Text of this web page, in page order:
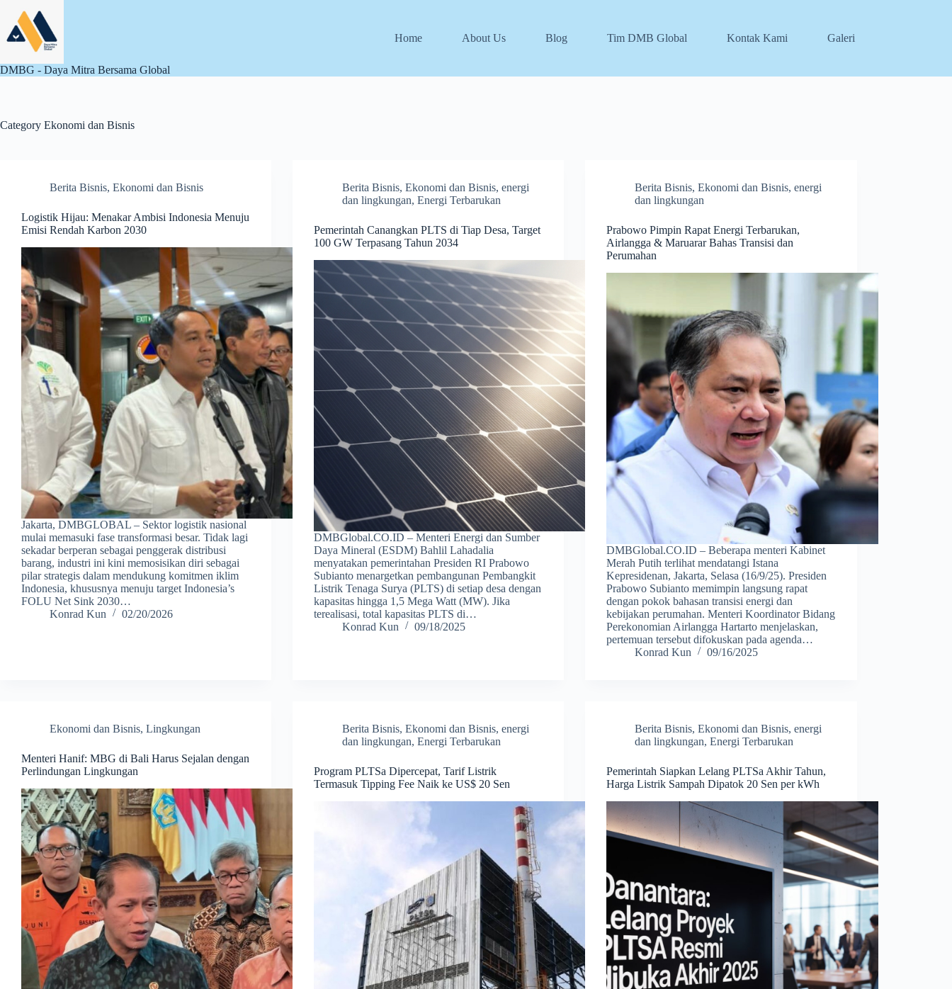
content
DMBG - Daya Mitra Bersama Global
Home About Us Blog Tim DMB Global Kontak Kami Galeri
Category Ekonomi dan Bisnis
Berita Bisnis, Ekonomi dan Bisnis
Logistik Hijau: Menakar Ambisi Indonesia Menuju
Emisi Rendah Karbon 2030
Jakarta, DMBGLOBAL – Sektor logistik nasional
mulai memasuki fase transformasi besar. Tidak lagi
sekadar berperan sebagai penggerak distribusi
barang, industri ini kini memosisikan diri sebagai
pilar strategis dalam mendukung komitmen iklim
Indonesia, khususnya menuju target Indonesia’s
FOLU Net Sink 2030…
Konrad Kun
02/20/2026
Berita Bisnis,Ekonomi dan Bisnis,energi
dan lingkungan,Energi Terbarukan
Pemerintah Canangkan PLTS di Tiap Desa, Target
100 GW Terpasang Tahun 2034
DMBGlobal.CO.ID – Menteri Energi dan Sumber
Daya Mineral (ESDM) Bahlil Lahadalia
menyatakan pemerintahan Presiden RI Prabowo
Subianto menargetkan pembangunan Pembangkit
Listrik Tenaga Surya (PLTS) di setiap desa dengan
kapasitas hingga 1,5 Mega Watt (MW). Jika
terealisasi, total kapasitas PLTS di…
Konrad Kun
09/18/2025
Berita Bisnis,Ekonomi dan Bisnis,energi
dan lingkungan
Prabowo Pimpin Rapat Energi Terbarukan,
Airlangga & Maruarar Bahas Transisi dan
Perumahan
DMBGlobal.CO.ID – Beberapa menteri Kabinet
Merah Putih terlihat mendatangi Istana
Kepresidenan, Jakarta, Selasa (16/9/25). Presiden
Prabowo Subianto memimpin langsung rapat
dengan pokok bahasan transisi energi dan
kebijakan perumahan. Menteri Koordinator Bidang
Perekonomian Airlangga Hartarto menjelaskan,
pertemuan tersebut difokuskan pada agenda…
Konrad Kun
09/16/2025
Ekonomi dan Bisnis, Lingkungan
Menteri Hanif: MBG di Bali Harus Sejalan dengan
Perlindungan Lingkungan
Berita Bisnis,Ekonomi dan Bisnis,energi
dan lingkungan,Energi Terbarukan
Program PLTSa Dipercepat, Tarif Listrik
Termasuk Tipping Fee Naik ke US$ 20 Sen
Berita Bisnis,Ekonomi dan Bisnis,energi
dan lingkungan,Energi Terbarukan
Pemerintah Siapkan Lelang PLTSa Akhir Tahun,
Harga Listrik Sampah Dipatok 20 Sen per kWh